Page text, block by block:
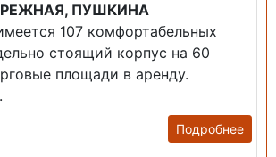
ПУШКИНА
107 комфортабельных
стоящий корпус на 60
площади в аренду.
Подробнее